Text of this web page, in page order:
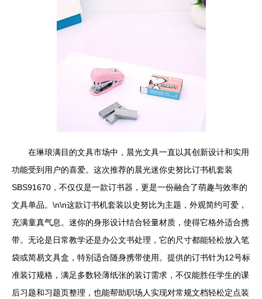
在琳琅满目的文具市场中，晨光文具一直以其创新设计和实用
功能受到用户的喜爱。这次推荐的晨光迷你史努比订书机套装
SBS91670，不仅仅是一款订书器，更是一份融合了萌趣与效率的
文具单品。\n\n这款订书机套装以史努比为主题，外观简约可爱，
充满童真气息。迷你的身形设计结合轻量材质，使得它格外适合携
带。无论是日常教学还是办公文书处理，它的尺寸都能轻松放入笔
袋或简易文具盒，特别适合随身携带使用。提供的订书针为12号标
准装订规格，满足多数轻薄纸张的装订需求，不仅能胜任学生的课
后习题和习题页整理，也能帮助职场人实现对常规文档轻松定点装